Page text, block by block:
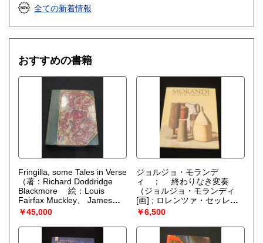
また、多量の場合は練馬区を拠点として無料出張買取も行っ
お買入れについての詳細は当店ブログ「練馬区の古本屋 古
書クマゴロウのブログ」内の「古書クマゴロウについて」記
事内に記載しております。
当店プロフィールページ最下部「Webサイトを見る」のボタ
ンにリンクがございますのでご本の整理をお考えの際にはど
取り扱い分野
歴史、趣味、サブカルチャー、古書一般（その他）
全ての新着情報
おすすめの書籍
Fringilla, some Tales in Verse
（著：Richard Doddridge
Blackmore 絵：Louis
Fairfax Muckley、 James
Linton）
￥45,000
ジョルジョ・モランデ
ィ ； 終わりなき変奏
（ジョルジョ・モランディ
[画] ; ロレンツァ・セッレー
リ, ジュージ・ヴェッキ 監修
; 兵庫県立美術館, 東京ステー
ションギャラリー, 岩手県立
美術館, 東京新聞 編）
￥6,500